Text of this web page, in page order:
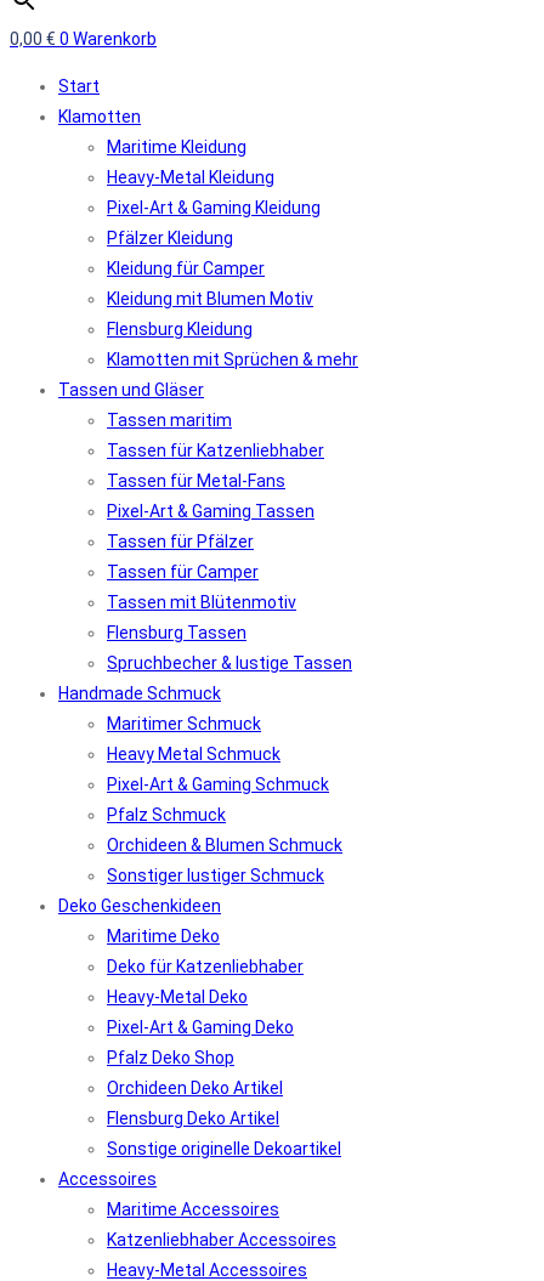
0,00 € 0 Warenkorb
Start
Klamotten
Maritime Kleidung
Heavy-Metal Kleidung
Pixel-Art & Gaming Kleidung
Pfälzer Kleidung
Kleidung für Camper
Kleidung mit Blumen Motiv
Flensburg Kleidung
Klamotten mit Sprüchen & mehr
Tassen und Gläser
Tassen maritim
Tassen für Katzenliebhaber
Tassen für Metal-Fans
Pixel-Art & Gaming Tassen
Tassen für Pfälzer
Tassen für Camper
Tassen mit Blütenmotiv
Flensburg Tassen
Spruchbecher & lustige Tassen
Handmade Schmuck
Maritimer Schmuck
Heavy Metal Schmuck
Pixel-Art & Gaming Schmuck
Pfalz Schmuck
Orchideen & Blumen Schmuck
Sonstiger lustiger Schmuck
Deko Geschenkideen
Maritime Deko
Deko für Katzenliebhaber
Heavy-Metal Deko
Pixel-Art & Gaming Deko
Pfalz Deko Shop
Orchideen Deko Artikel
Flensburg Deko Artikel
Sonstige originelle Dekoartikel
Accessoires
Maritime Accessoires
Katzenliebhaber Accessoires
Heavy-Metal Accessoires